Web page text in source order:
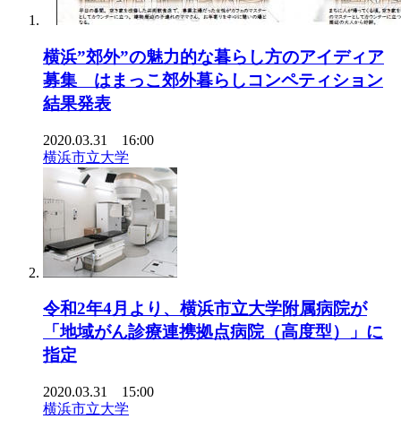
横浜”郊外”の魅力的な暮らし方のアイディア
募集 はまっこ郊外暮らしコンペティション
結果発表
2020.03.31 16:00
横浜市立大学
令和2年4月より、横浜市立大学附属病院が
「地域がん診療連携拠点病院（高度型）」に
指定
2020.03.31 15:00
横浜市立大学